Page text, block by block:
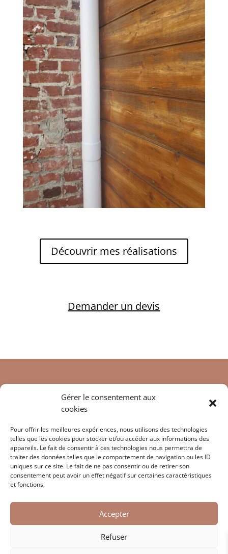
Gérer le consentement aux
cookies
Pour offrir les meilleures expériences, nous utilisons des technologies
telles que les cookies pour stocker et/ou accéder aux informations des
appareils. Le fait de consentir à ces technologies nous permettra de
traiter des données telles que le comportement de navigation ou les ID
uniques sur ce site. Le fait de ne pas consentir ou de retirer son
consentement peut avoir un effet négatif sur certaines caractéristiques
et fonctions.
Accepter
Refuser
Découvrir mes réalisations
Demander un devis
Suivre mon Instagram